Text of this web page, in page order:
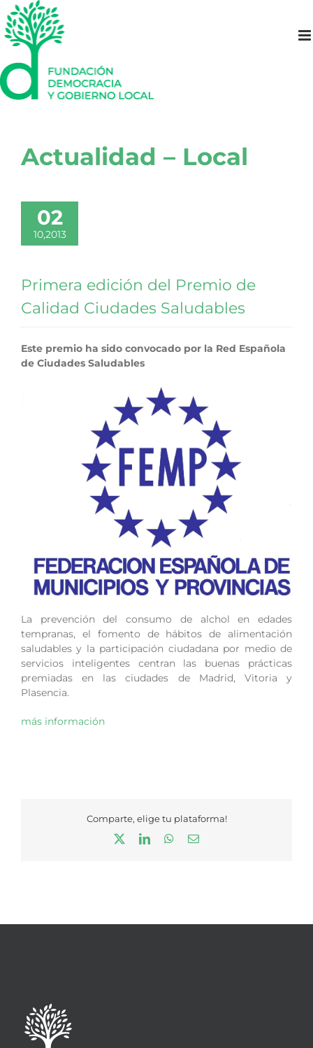
Saltar
al
contenido
Actualidad – Local
02
10,2013
Primera edición del Premio de
Calidad Ciudades Saludables
Este premio ha sido convocado por la Red Española
de Ciudades Saludables
La prevención del consumo de alchol en edades
tempranas, el fomento de hábitos de alimentación
saludables y la participación ciudadana por medio de
servicios inteligentes centran las buenas prácticas
premiadas en las ciudades de Madrid, Vitoria y
Plasencia.
más información
Comparte, elige tu plataforma!
LinkedInWhatsApp
Correo